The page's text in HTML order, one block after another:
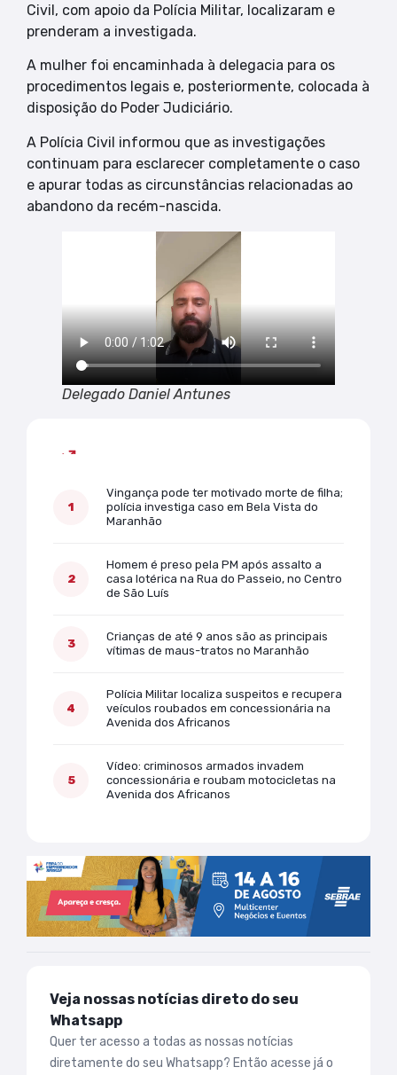
Civil, com apoio da Polícia Militar, localizaram e
prenderam a investigada.
A mulher foi encaminhada à delegacia para os
procedimentos legais e, posteriormente, colocada à
disposição do Poder Judiciário.
A Polícia Civil informou que as investigações
continuam para esclarecer completamente o caso
e apurar todas as circunstâncias relacionadas ao
abandono da recém-nascida.
Delegado Daniel Antunes
Vingança pode ter motivado morte de filha;
polícia investiga caso em Bela Vista do
Maranhão
Homem é preso pela PM após assalto a
casa lotérica na Rua do Passeio, no Centro
de São Luís
Crianças de até 9 anos são as principais
vítimas de maus-tratos no Maranhão
Polícia Militar localiza suspeitos e recupera
veículos roubados em concessionária na
Avenida dos Africanos
Vídeo: criminosos armados invadem
concessionária e roubam motocicletas na
Avenida dos Africanos
Veja nossas notícias direto do seu
Whatsapp
Quer ter acesso a todas as nossas notícias
diretamente do seu Whatsapp? Então acesse já o